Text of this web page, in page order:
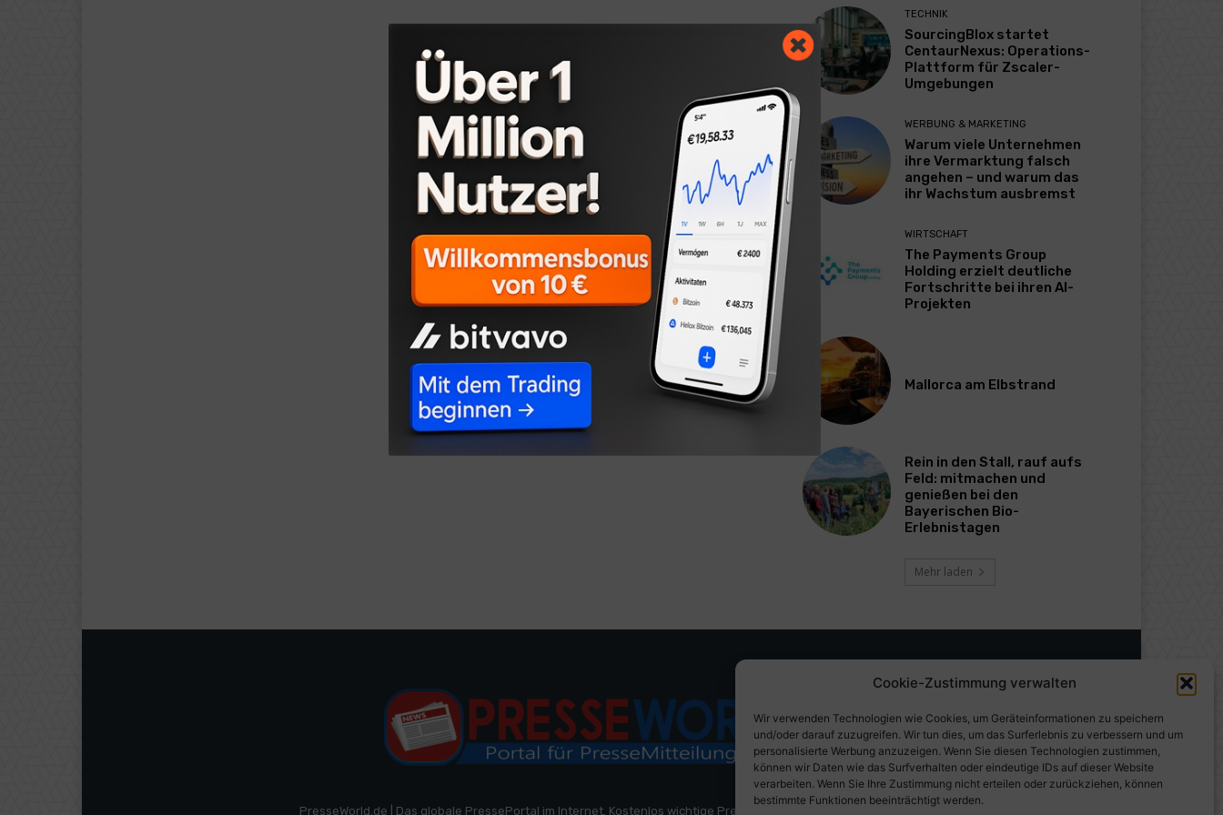
Cookie-Zustimmung verwalten
Wir verwenden Technologien wie Cookies, um Geräteinformationen zu speichern
und/oder darauf zuzugreifen. Wir tun dies, um das Surferlebnis zu verbessern und um
personalisierte Werbung anzuzeigen. Wenn Sie diesen Technologien zustimmen,
können wir Daten wie das Surfverhalten oder eindeutige IDs auf dieser Website
verarbeiten. Wenn Sie Ihre Zustimmung nicht erteilen oder zurückziehen, können
bestimmte Funktionen beeinträchtigt werden.
TECHNIK
SourcingBlox startet
CentaurNexus: Operations-
Plattform für Zscaler-
Umgebungen
WERBUNG & MARKETING
Warum viele Unternehmen
ihre Vermarktung falsch
angehen – und warum das
ihr Wachstum ausbremst
WIRTSCHAFT
The Payments Group
Holding erzielt deutliche
Fortschritte bei ihren AI-
Projekten
Mallorca am Elbstrand
Rein in den Stall, rauf aufs
Feld: mitmachen und
genießen bei den
Bayerischen Bio-
Erlebnistagen
Mehr laden
PresseWorld.de | Das globale PressePortal im Internet. Kostenlos wichtige PresseMitteilungen auf PresseWorld